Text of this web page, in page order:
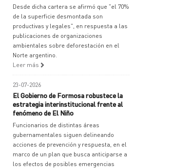
Desde dicha cartera se afirmó que "el 70%
de la superficie desmontada son
productivas y legales", en respuesta a las
publicaciones de organizaciones
ambientales sobre deforestación en el
Norte argentino.
Leer más
23-07-2026
El Gobierno de Formosa robustece la
estrategia interinstitucional frente al
fenómeno de El Niño
Funcionarios de distintas áreas
gubernamentales siguen delineando
acciones de prevención y respuesta, en el
marco de un plan que busca anticiparse a
los efectos de posibles emergencias